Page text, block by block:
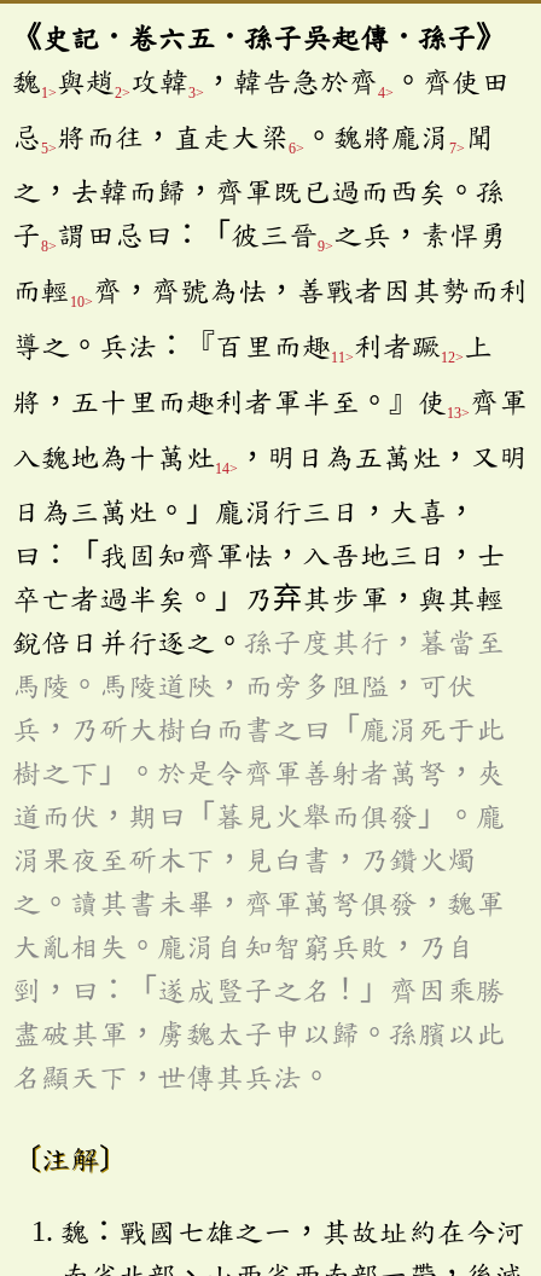
《史記．卷六五．孫子吳起傳．孫子》
魏1>與趙 2> 攻韓3> ，韓告急於齊4>
。齊使田
忌5> 將而往，直走大梁6> 。魏將龐涓 7> 聞
之，去韓而歸，齊軍既已過而西矣。孫
子8>謂田忌曰：「彼三晉9> 之兵，素悍勇
而輕 10> 齊，齊號為怯，善戰者因其勢而利
導之。兵法：『百里而趣11>利者蹶 12>
上
將，五十里而趣利者軍半至。』使 13> 齊軍
入魏地為十萬灶 14>
，明日為五萬灶，又明
日為三萬灶。」龐涓行三日，大喜，
曰：「我固知齊軍怯，入吾地三日，士
卒亡者過半矣。」乃弃其步軍，與其輕
銳倍日并行逐之。 孫子度其行，暮當至
馬陵。馬陵道陝，而旁多阻隘，可伏
兵，乃斫大樹白而書之曰「龐涓死于此
樹之下」。於是令齊軍善射者萬弩，夾
道而伏，期曰「暮見火舉而俱發」。龐
涓果夜至斫木下，見白書，乃鑽火燭
之。讀其書未畢，齊軍萬弩俱發，魏軍
大亂相失。龐涓自知智窮兵敗，乃自
剄，曰：「遂成豎子之名！」齊因乘勝
盡破其軍，虜魏太子申以歸。孫臏以此
名顯天下，世傳其兵法。
〔注解〕
魏：戰國七雄之一，其故址約在今河